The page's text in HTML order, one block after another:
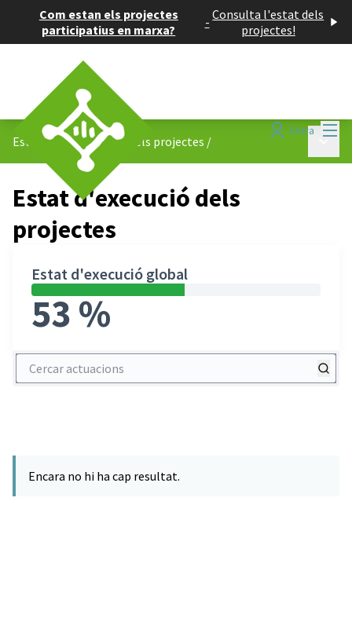
Com estan els projectes
participatius en marxa?
- Consulta l'estat dels
projectes!
Entra
Estat d&#39;execució dels projectes /
Estat d'execució dels
projectes
Estat d'execució global
53 %
Cercar actuacions
Encara no hi ha cap resultat.